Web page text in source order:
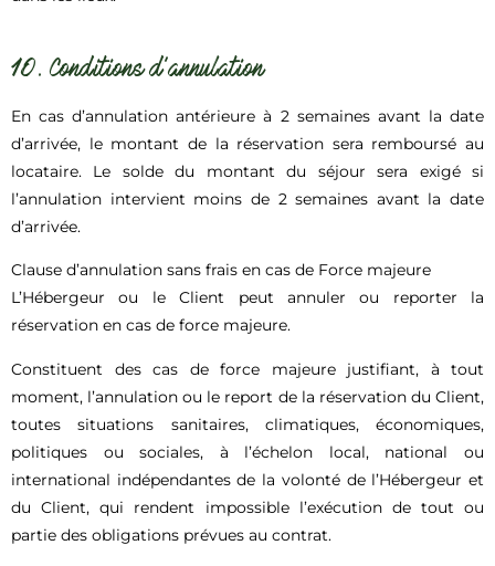
10. Conditions d’annulation
En cas d’annulation antérieure à 2 semaines avant la date
d’arrivée, le montant de la réservation sera remboursé au
locataire. Le solde du montant du séjour sera exigé si
l’annulation intervient moins de 2 semaines avant la date
d’arrivée.
Clause d’annulation sans frais en cas de Force majeure
L’Hébergeur ou le Client peut annuler ou reporter la
réservation en cas de force majeure.
Constituent des cas de force majeure justifiant, à tout
moment, l’annulation ou le report de la réservation du Client,
toutes situations sanitaires, climatiques, économiques,
politiques ou sociales, à l’échelon local, national ou
international indépendantes de la volonté de l’Hébergeur et
du Client, qui rendent impossible l’exécution de tout ou
partie des obligations prévues au contrat.